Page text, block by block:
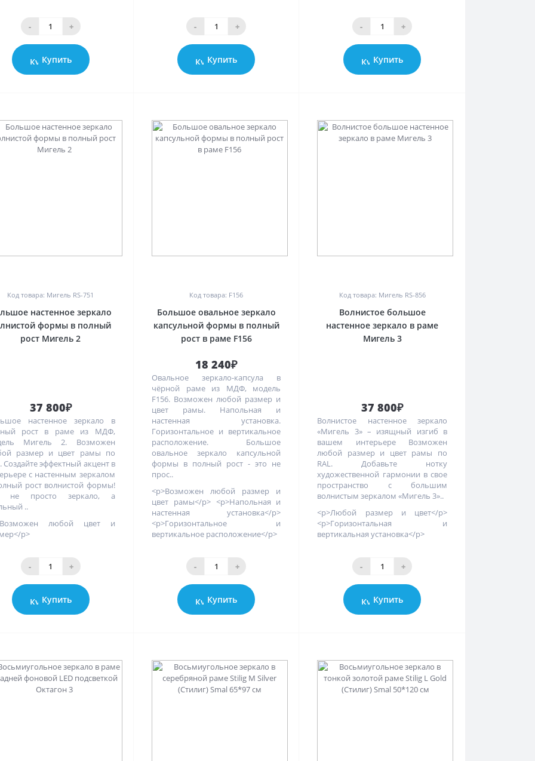
- +
Купить
- +
Купить
- +
Купить
Код товара: Мигель RS-751
настенное зеркало
формы в полный
рост Мигель 2
37 800₽
настенное зеркало в
рост в раме из МДФ,
Мигель 2. Возможен
размер и цвет рамы по
Создайте эффектный акцент в
с настенным зеркалом
рост волнистой формы!
не просто зеркало, а
..
любой цвет и
p>
- +
Купить
Код товара: F156
Большое овальное зеркало
капсульной формы в полный
рост в раме F156
18 240₽
Овальное зеркало-капсула в
чёрной раме из МДФ, модель
F156. Возможен любой размер и
цвет рамы. Напольная и
настенная установка.
Горизонтальное и вертикальное
расположение. Большое
овальное зеркало капсульной
формы в полный рост - это не
прос..
<p>Возможен любой размер и
цвет рамы</p> <p>Напольная и
настенная установка</p>
<p>Горизонтальное и
вертикальное расположение</p>
- +
Купить
Код товара: Мигель RS-856
Волнистое большое
настенное зеркало в раме
Мигель 3
37 800₽
Волнистое настенное зеркало
«Мигель 3» – изящный изгиб в
вашем интерьере Возможен
любой размер и цвет рамы по
RAL. Добавьте нотку
художественной гармонии в свое
пространство с большим
волнистым зеркалом «Мигель 3»..
<p>Любой размер и цвет</p>
<p>Горизонтальная и
вертикальная установка</p>
- +
Купить